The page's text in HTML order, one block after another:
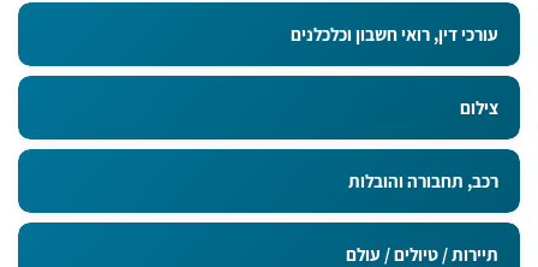
עורכי דין, רואי חשבון וכלכלנים
צילום
רכב, תחבורה והובלות
תיירות / טיולים / עולם